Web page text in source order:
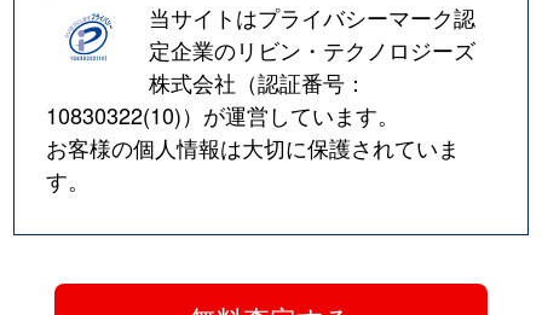
当サイトはプライバシーマーク認
定企業のリビン・テクノロジーズ
株式会社（認証番号：
10830322(10)）が運営しています。
お客様の個人情報は大切に保護されていま
す。